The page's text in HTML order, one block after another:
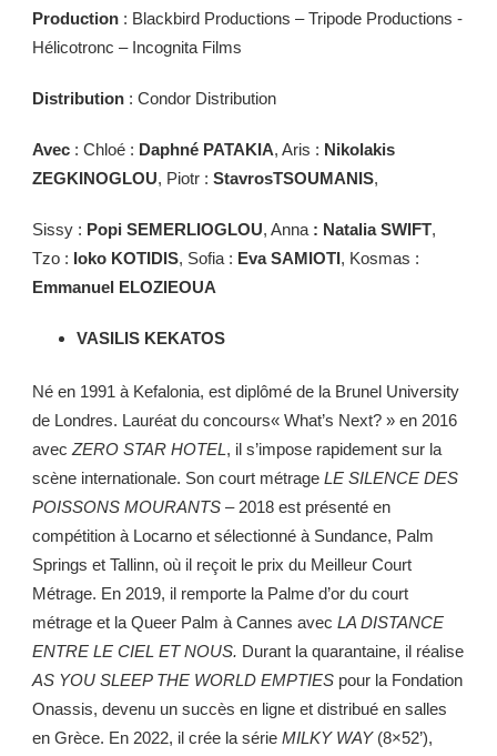
Production : Blackbird Productions – Tripode Productions -
Hélicotronc – Incognita Films
Distribution : Condor Distribution
Avec : Chloé : Daphné PATAKIA, Aris : Nikolakis
ZEGKINOGLOU, Piotr : StavrosTSOUMANIS,
Sissy : Popi SEMERLIOGLOU, Anna : Natalia SWIFT,
Tzo : Ioko KOTIDIS, Sofia : Eva SAMIOTI, Kosmas :
Emmanuel ELOZIEOUA
VASILIS KEKATOS
Né en 1991 à Kefalonia, est diplômé de la Brunel University
de Londres. Lauréat du concours« What’s Next? » en 2016
avec ZERO STAR HOTEL, il s’impose rapidement sur la
scène internationale. Son court métrage LE SILENCE DES
POISSONS MOURANTS – 2018 est présenté en
compétition à Locarno et sélectionné à Sundance, Palm
Springs et Tallinn, où il reçoit le prix du Meilleur Court
Métrage. En 2019, il remporte la Palme d’or du court
métrage et la Queer Palm à Cannes avec LA DISTANCE
ENTRE LE CIEL ET NOUS. Durant la quarantaine, il réalise
AS YOU SLEEP THE WORLD EMPTIES pour la Fondation
Onassis, devenu un succès en ligne et distribué en salles
en Grèce. En 2022, il crée la série MILKY WAY(8×52’),